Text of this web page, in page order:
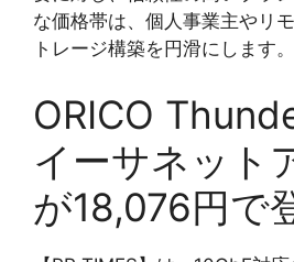
な価格帯は、個人事業主やリ
トレージ構築を円滑にします。
ORICO
イーサネット
が18,076円で